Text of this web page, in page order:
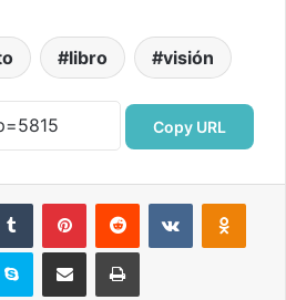
libro visión
Copy URL
Tumblr PinterestReddit VKontakte
Skype Compartir por correo electrónicoImprimir